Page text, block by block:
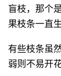
盲枝，那个
果枝条一直
有些枝条虽
弱则不易开